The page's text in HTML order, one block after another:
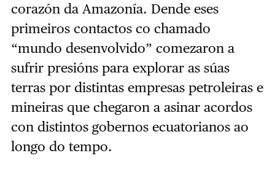
corazón da Amazonía. Dende eses
primeiros contactos co chamado
“mundo desenvolvido” comezaron a
sufrir presións para explorar as súas
terras por distintas empresas petroleiras e
mineiras que chegaron a asinar acordos
con distintos gobernos ecuatorianos ao
longo do tempo.